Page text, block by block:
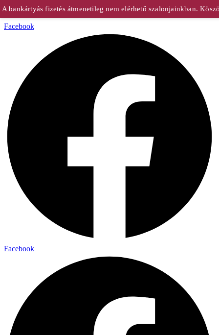
bankártyás fizetés átmenetileg nem elérhető szalonjainkban.
Facebook
Facebook